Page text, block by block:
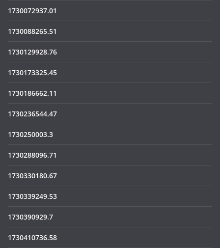
1730072937.01
1730088265.51
1730129928.76
1730173325.45
1730186662.11
1730236544.47
1730250003.3
1730288096.71
1730330180.67
1730339249.53
1730390929.7
1730410736.58